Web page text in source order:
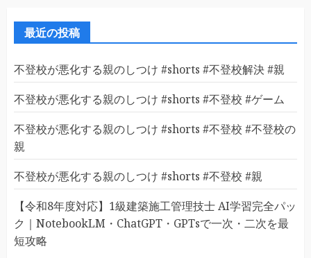
最近の投稿
不登校が悪化する親のしつけ #shorts #不登校解決 #親
不登校が悪化する親のしつけ #shorts #不登校 #ゲーム
不登校が悪化する親のしつけ #shorts #不登校 #不登校の
親
不登校が悪化する親のしつけ #shorts #不登校 #親
【令和8年度対応】1級建築施工管理技士 AI学習完全パッ
ク｜NotebookLM・ChatGPT・GPTsで一次・二次を最
短攻略